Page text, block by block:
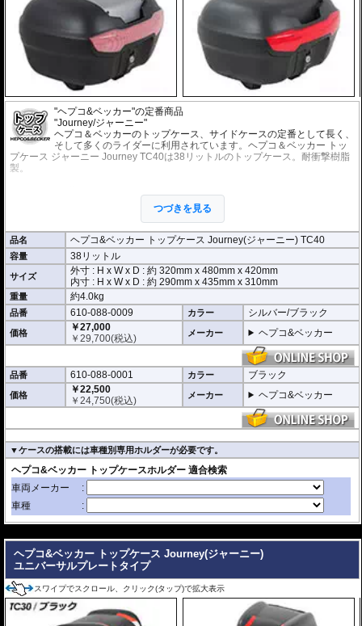
"ヘプコ&ベッカー"の定番商品
"Journey/ジャーニー"
ヘプコ＆ベッカーのトップケース、サイドケースの定番として長く、
そして多くのライダーに利用されています。ヘプコ＆ベッカー トッ
プケース ジャーニー Journey TC40は38リットルのトップケース。耐衝撃樹脂
製。
※ヘプコ＆ベッカー車種別専用トップケースホルダー、又は汎用トップケース
をベースとして車体に設置し、そのホルダーに取り付けます。ホルダ
■ヘプコ&ベッカー製ケースの取り付け方
▼ケースの搭載には車種別専用ホルダーが必要です。
つづきを見る
品名 ヘプコ&ベッカー トップケース Journey(ジャーニー) TC40
容量 38リットル
サイズ 外寸 : H x W x D : 約320mm x480mm x420mm
内寸 : H x W x D : 約 290mm x 435mm x 310mm
重量 約4.0kg
品番 610-088-0009 カラー シルバー/ブラック
価格
￥27,000
￥29,700(税込) メーカー ヘプコ&ベッカー
品番 610-088-0001 カラー ブラック
価格
￥22,500
￥24,750(税込) メーカー ヘプコ&ベッカー
▼ケースの搭載には車種別専用ホルダーが必要です。
ヘプコ&ベッカー トップケース Journey(ジャーニー)
ユニバーサルプレートタイプ
スワイプでスクロール、クリック(タップ)で拡大表示